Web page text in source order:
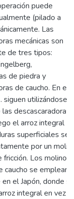
puede
(pilado a
Las
mecánicas son
de tres tipos:
de piedra y
de caucho. En el
siguen utilizándose
descascaradoras
el arroz integral
superficiales se
por un
Los molinos
caucho se emplean
el Japón, donde se
integral en vez